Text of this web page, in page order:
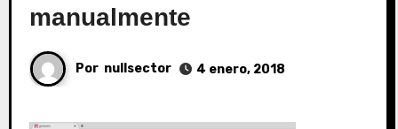
manualmente
Por nullsector 4 enero, 2018